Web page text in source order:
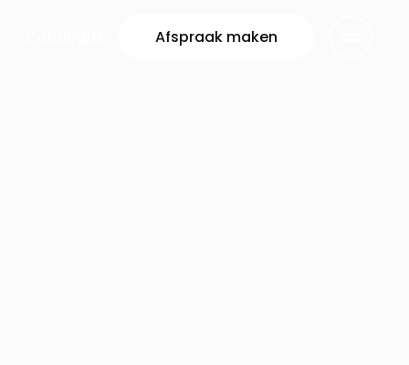
Afspraak maken